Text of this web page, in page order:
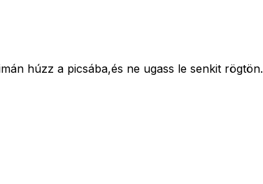
húzz a picsába,és ne ugass le senkit rögtön.